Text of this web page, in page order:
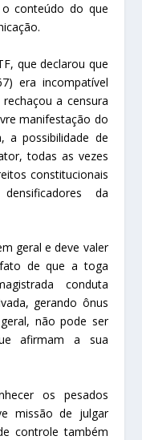
conteúdo do que
que declarou que
era incompatível
a censura
manifestação do
a possibilidade de
todas as vezes
constitucionais
da
geral e deve valer
de que a toga
conduta
gerando ônus
não pode ser
afirmam a sua
os pesados
missão de julgar
controle também